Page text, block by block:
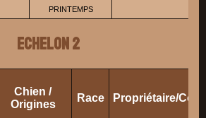
PRINTEMPS
ECHELON 2
Chien /
Origines
Race Propriétaire/